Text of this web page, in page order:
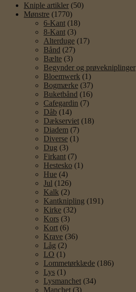
Kniple artikler (50)
Mønstre (1770)
6-Kant (18)
8-Kant (3)
Alterduge (17)
Bånd (27)
Bælte (3)
Begynder og prøvekniplinger
Bloemwerk (1)
Bogmærke (37)
Buketbånd (16)
Cafegardin (7)
Dåb (14)
Dækserviet (18)
Diadem (7)
Diverse (1)
Dug (3)
Firkant (7)
Hestesko (1)
Hue (4)
Jul (126)
Kalk (2)
Kantknipling (191)
Kirke (32)
Kors (3)
Kort (6)
Krave (36)
Låg (2)
LO (1)
Lommetørklæde (186)
Lys (1)
Lysmanchet (34)
Manchet (3)